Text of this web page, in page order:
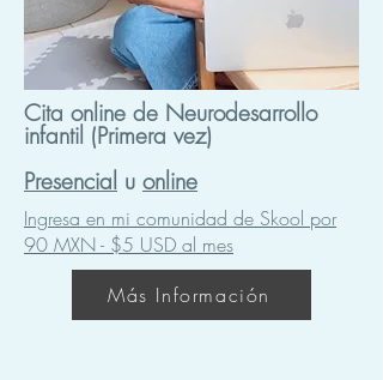
Cita online de Neurodesarrollo
infantil (Primera vez)
Presencial u online
Ingresa en mi comunidad de Skool por
90 MXN - $5 USD al mes
Más Información